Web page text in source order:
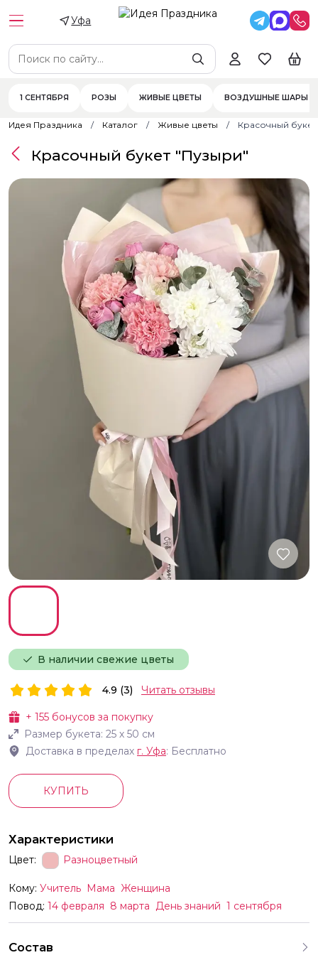
Уфа
1 СЕНТЯБРЯ РОЗЫ ЖИВЫЕ ЦВЕТЫ ВОЗДУШНЫЕ ШАРЫ
Идея Праздника Каталог Живые цветы Красочный
В наличии свежие цветы
Красочный букет "Пузыри"
+ 155 бонусов за покупку
Размер букета: 25 х 50 см
Доставка в пределах г. Уфа: Бесплатно
4.9 (3) Читать отзывы
КУПИТЬ
Характеристики
Цвет: Разноцветный
Кому: Учитель Мама Женщина
Повод: 14 февраля 8 марта День знаний 1 сентября
Состав